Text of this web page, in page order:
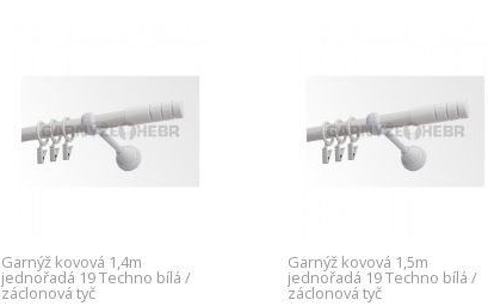
Garnýž kovová 1,4m
jednořadá 19 Techno bílá /
záclonová tyč
Garnýž kovová 1,5m
jednořadá 19 Techno bílá /
záclonová tyč